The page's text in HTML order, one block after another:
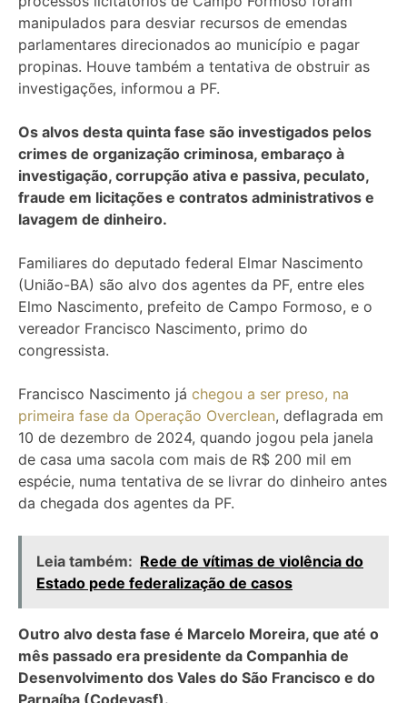
manipulados para desviar recursos de emendas
parlamentares direcionados ao município e pagar
propinas. Houve também a tentativa de obstruir as
investigações, informou a PF.
Os alvos desta quinta fase são investigados pelos
crimes de organização criminosa, embaraço à
investigação, corrupção ativa e passiva, peculato,
fraude em licitações e contratos administrativos e
lavagem de dinheiro.
Familiares do deputado federal Elmar Nascimento
(União-BA) são alvo dos agentes da PF, entre eles
Elmo Nascimento, prefeito de Campo Formoso, e o
vereador Francisco Nascimento, primo do
congressista.
Francisco Nascimento já chegou a ser preso, na
primeira fase da Operação Overclean, deflagrada em
10 de dezembro de 2024, quando jogou pela janela
de casa uma sacola com mais de R$ 200 mil em
espécie, numa tentativa de se livrar do dinheiro antes
da chegada dos agentes da PF.
Leia também: Rede de vítimas de violência do
Estado pede federalização de casos
Outro alvo desta fase é Marcelo Moreira, que até o
mês passado era presidente da Companhia de
Desenvolvimento dos Vales do São Francisco e do